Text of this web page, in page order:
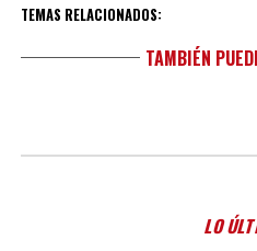
TEMAS RELACIONADOS:
TAMBIÉN
LO